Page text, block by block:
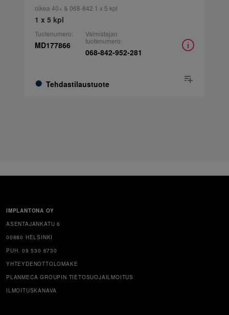
oikea 40+ & 068-842 1 x 5 kpl
1 x 5 kpl
Tuotenumero:
MD177866
Tehdastilaustuote
Valmistajan
tuotenumero:
068-842-952-281
IMPLANTONA OY
ASENTAJANKATU 6
00880 HELSINKI
PUH. 09 530 6730
YHTEYDENOTTOLOMAKE
PLANMECA GROUPIN TIETOSUOJAILMOITUS
ILMOITUSKANAVA